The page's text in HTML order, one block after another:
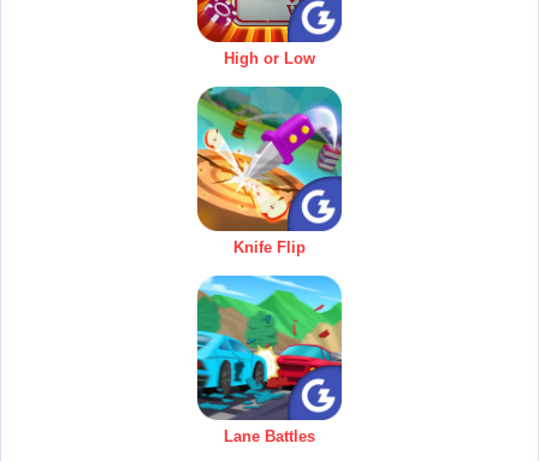
High or Low
Knife Flip
Lane Battles